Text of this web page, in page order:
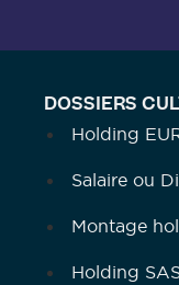
DOSSIERS
Holding
Salaire ou
Montage
Holding